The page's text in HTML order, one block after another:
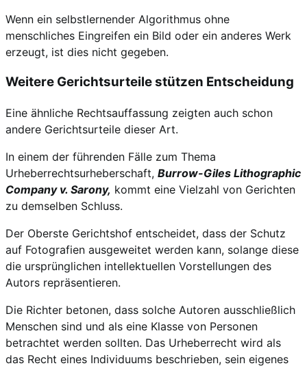
Wenn ein selbstlernender Algorithmus ohne
menschliches Eingreifen ein Bild oder ein anderes Werk
erzeugt, ist dies nicht gegeben.
Weitere Gerichtsurteile stützen Entscheidung
Eine ähnliche Rechtsauffassung zeigten auch schon
andere Gerichtsurteile dieser Art.
In einem der führenden Fälle zum Thema
Urheberrechtsurheberschaft, Burrow-Giles Lithographic
Company v. Sarony, kommt eine Vielzahl von Gerichten
zu demselben Schluss.
Der Oberste Gerichtshof entscheidet, dass der Schutz
auf Fotografien ausgeweitet werden kann, solange diese
die ursprünglichen intellektuellen Vorstellungen des
Autors repräsentieren.
Die Richter betonen, dass solche Autoren ausschließlich
Menschen sind und als eine Klasse von Personen
betrachtet werden sollten. Das Urheberrecht wird als
das Recht eines Individuums beschrieben, sein eigenes